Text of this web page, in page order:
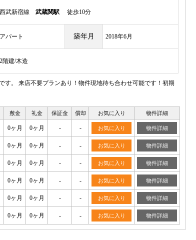
西武新宿線 武蔵関駅 徒歩10分
アパート 築年月 2018年6月
2階建/木造
。 来店不要プランあり！物件現地待ち合わせ可能です！初期
敷金 礼金 保証金 償却 お気に入り 物件詳細
0ヶ月 0ヶ月 - - お気に入り 物件詳細
0ヶ月 0ヶ月 - - お気に入り 物件詳細
0ヶ月 0ヶ月 - - お気に入り 物件詳細
0ヶ月 0ヶ月 - - お気に入り 物件詳細
0ヶ月 0ヶ月 - - お気に入り 物件詳細
0ヶ月 0ヶ月 - - お気に入り 物件詳細